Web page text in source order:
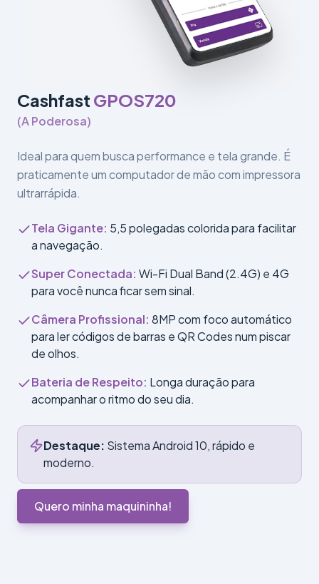
Cashfast GPOS720
(A Poderosa)
Ideal para quem busca performance e tela grande. É
praticamente um computador de mão com impressora
ultrarrápida.
Tela Gigante: 5,5 polegadas colorida para facilitar
a navegação.
Super Conectada: Wi-Fi Dual Band (2.4G) e 4G
para você nunca ficar sem sinal.
Câmera Profissional: 8MP com foco automático
para ler códigos de barras e QR Codes num piscar
de olhos.
Bateria de Respeito: Longa duração para
acompanhar o ritmo do seu dia.
Destaque: Sistema Android 10, rápido e
moderno.
Quero minha maquininha!